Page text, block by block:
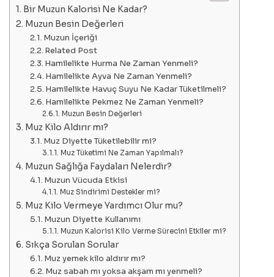
Bir Muzun Kalorisi Ne Kadar?
Muzun Besin Değerleri
Muzun İçeriği
Related Post
Hamilelikte Hurma Ne Zaman Yenmeli?
Hamilelikte Ayva Ne Zaman Yenmeli?
Hamilelikte Havuç Suyu Ne Kadar Tüketilmeli?
Hamilelikte Pekmez Ne Zaman Yenmeli?
Muzun Besin Değerleri
Muz Kilo Aldırır mı?
Muz Diyette Tüketilebilir mi?
Muz Tüketimi Ne Zaman Yapılmalı?
Muzun Sağlığa Faydaları Nelerdir?
Muzun Vücuda Etkisi
Muz Sindirimi Destekler mi?
Muz Kilo Vermeye Yardımcı Olur mu?
Muzun Diyette Kullanımı
Muzun Kalorisi Kilo Verme Sürecini Etkiler mi?
Sıkça Sorulan Sorular
Muz yemek kilo aldırır mı?
Muz sabah mı yoksa akşam mı yenmeli?